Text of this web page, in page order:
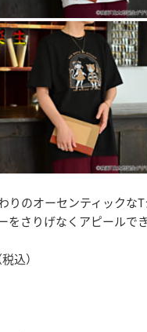
りのオーセンティックな
をさりげなくアピールでき
込）